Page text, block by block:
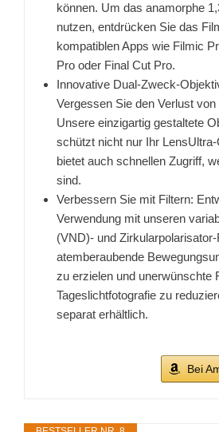
können. Um das anamorphe
nutzen, entdrücken Sie das
kompatiblen Apps wie Filmic
Pro oder Final Cut Pro.
Innovative Dual-Zweck-
Vergessen Sie den Verlust
Unsere einzigartig gestaltete
schützt nicht nur Ihr
bietet auch schnellen Zugriff,
sind.
Verbessern Sie mit Filtern:
Verwendung mit unseren
(VND)- und
atemberaubende
zu erzielen und unerwünschte
Tageslichtfotografie zu
separat erhältlich.
Bei